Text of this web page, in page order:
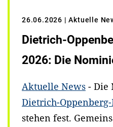
26.06.2026 | Aktuelle
Dietrich-
2026: Die
Aktuelle News - Die
Dietrich-
stehen fest.